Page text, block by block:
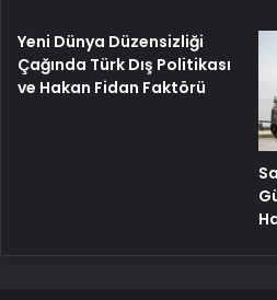
Yeni Dünya Düzensizliği
Çağında Türk Dış Politikası
ve Hakan Fidan Faktörü